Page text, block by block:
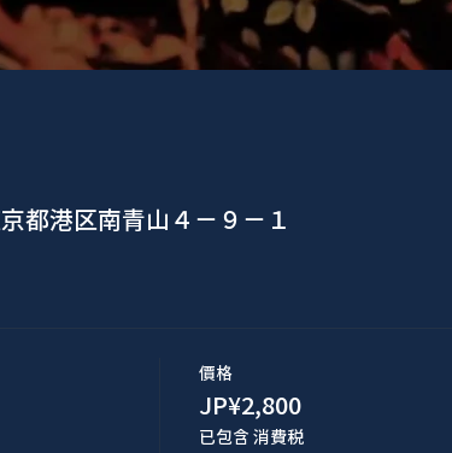
都港区南青山４−９−１
價格
JP¥2,800
已包含 消費税